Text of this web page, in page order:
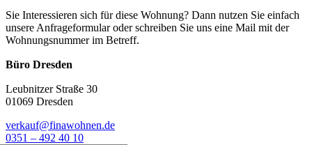
Sie Interessieren sich für diese Wohnung? Dann nutzen Sie einfach
unsere Anfrageformular oder schreiben Sie uns eine Mail mit der
Wohnungsnummer im Betreff.
Büro Dresden
Leubnitzer Straße 30
01069 Dresden
verkauf@finawohnen.de
0351 – 492 40 10